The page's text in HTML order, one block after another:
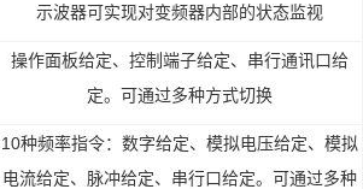
示波器可实现对变频器内部的状态监视
操作面板给定、控制端子给定、串行通讯口给
定。可通过多种方式切换
10种频率指令：数字给定、模拟电压给定、模拟
电流给定、脉冲给定、串行口给定。可通过多种